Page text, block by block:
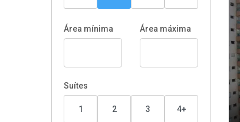
Área mínima Área máxima
Suítes
1 2 3 4+